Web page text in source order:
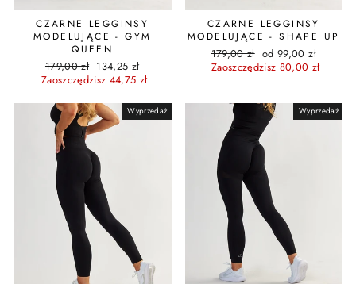
CZARNE LEGGINSY
MODELUJĄCE - GYM
QUEEN
Cena
regularna
179,00 zł Cena
promocyjna
134,25 zł
Zaoszczędzisz 44,75 zł
CZARNE LEGGINSY
MODELUJĄCE - SHAPE UP
Cena
regularna
179,00 zł Cena
promocyjna
od 99,00 zł
Zaoszczędzisz 80,00 zł
Wyprzedaż Wyprzedaż